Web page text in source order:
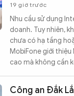
19 giờ trước
Nhu cầu sử dụng
doanh. Tuy nhiên,
chưa có hạ tầng
MobiFone giới
cao mà không cần
Công an Đắk